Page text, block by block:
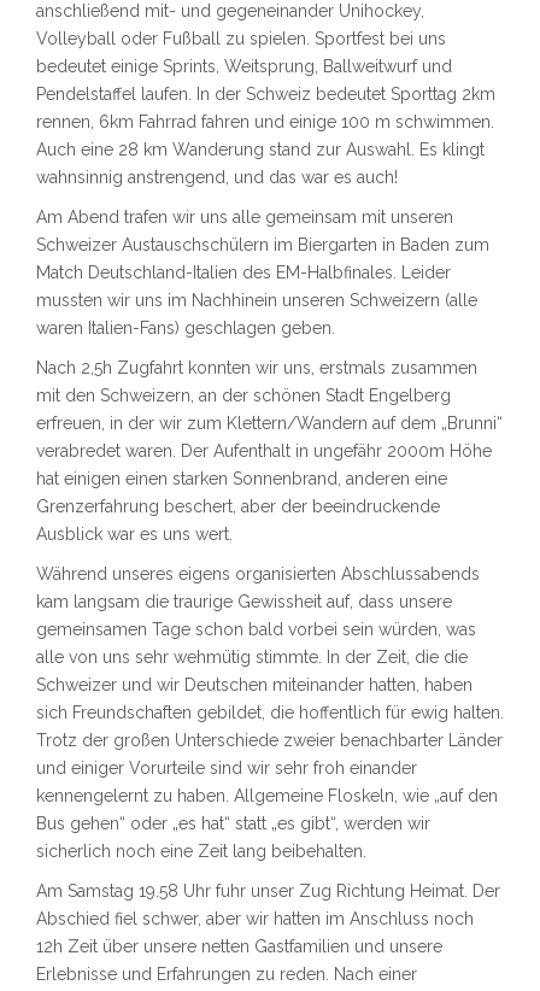
anschließend mit- und gegeneinander Unihockey,
Volleyball oder Fußball zu spielen. Sportfest bei uns
bedeutet einige Sprints, Weitsprung, Ballweitwurf und
Pendelstaffel laufen. In der Schweiz bedeutet Sporttag 2km
rennen, 6km Fahrrad fahren und einige 100 m schwimmen.
Auch eine 28 km Wanderung stand zur Auswahl. Es klingt
wahnsinnig anstrengend, und das war es auch!
Am Abend trafen wir uns alle gemeinsam mit unseren
Schweizer Austauschschülern im Biergarten in Baden zum
Match Deutschland-Italien des EM-Halbfinales. Leider
mussten wir uns im Nachhinein unseren Schweizern (alle
waren Italien-Fans) geschlagen geben.
Nach 2,5h Zugfahrt konnten wir uns, erstmals zusammen
mit den Schweizern, an der schönen Stadt Engelberg
erfreuen, in der wir zum Klettern/Wandern auf dem „Brunni“
verabredet waren. Der Aufenthalt in ungefähr 2000m Höhe
hat einigen einen starken Sonnenbrand, anderen eine
Grenzerfahrung beschert, aber der beeindruckende
Ausblick war es uns wert.
Während unseres eigens organisierten Abschlussabends
kam langsam die traurige Gewissheit auf, dass unsere
gemeinsamen Tage schon bald vorbei sein würden, was
alle von uns sehr wehmütig stimmte. In der Zeit, die die
Schweizer und wir Deutschen miteinander hatten, haben
sich Freundschaften gebildet, die hoffentlich für ewig halten.
Trotz der großen Unterschiede zweier benachbarter Länder
und einiger Vorurteile sind wir sehr froh einander
kennengelernt zu haben. Allgemeine Floskeln, wie „auf den
Bus gehen“ oder „es hat“ statt „es gibt“, werden wir
sicherlich noch eine Zeit lang beibehalten.
Am Samstag 19.58 Uhr fuhr unser Zug Richtung Heimat. Der
Abschied fiel schwer, aber wir hatten im Anschluss noch
12h Zeit über unsere netten Gastfamilien und unsere
Erlebnisse und Erfahrungen zu reden. Nach einer